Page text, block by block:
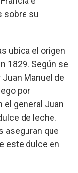
sobre su
ubica el origen
1829. Según se
Manuel de
por
el general Juan
de leche.
aseguran que
este dulce en